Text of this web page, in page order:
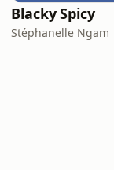
Blacky Spicy
Stéphanelle Ngam